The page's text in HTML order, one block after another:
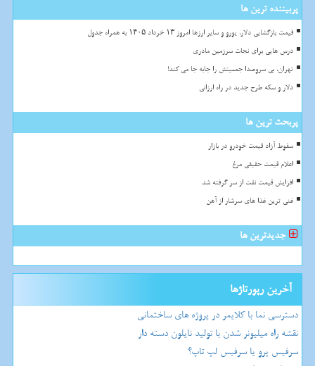
پربیننده ترین ها
قیمت بازگشایی دلار، یورو و سایر ارزها امروز ۱۳ خرداد ۱۴۰۵ به همراه جدول
درس هایی برای نجات سرزمین مادری
تهران، بی سروصدا جمعیتش را جابه جا می کند!
دلار و سکه طرح جدید در راه ارزانی
پربحث ترین ها
سقوط آزاد قیمت خودرو در بازار
اعلام قیمت حقیقی مرغ
افزایش قیمت نفت از سر گرفته شد
غنی ترین غذا های سرشار از آهن
جدیدترین ها
آخرین رپورتاژها
دسترسی نما با کلایمر در پروژه های ساختمانی
نقشه راه میلیونر شدن با تولید نایلون دسته دار
سرفیس پرو یا سرفیس لپ تاپ؟